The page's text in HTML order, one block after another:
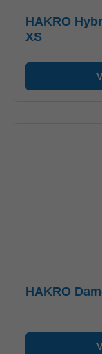
HAKRO
XS
HAKRO